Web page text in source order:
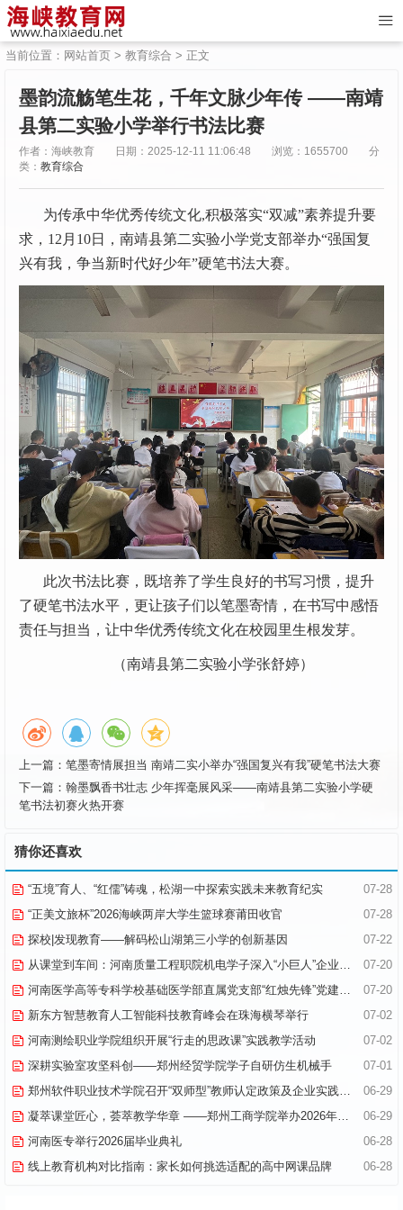
当前位置： 网站首页 > 教育综合 > 正文
墨韵流觞笔生花，千年文脉少年传 ——南靖
县第二实验小学举行书法比赛
作者：海峡教育 日期：2025-12-11 11:06:48 浏览：1655700
分
类： 教育综合
为传承中华优秀传统文化,积极落实“双减”素养提升要
求，12月10日，南靖县第二实验小学党支部举办“强国复
兴有我，争当新时代好少年”硬笔书法大赛。
此次书法比赛，既培养了学生良好的书写习惯，提升
了硬笔书法水平，更让孩子们以笔墨寄情，在书写中感悟
责任与担当，让中华优秀传统文化在校园里生根发芽。
（南靖县第二实验小学张舒婷）
上一篇： 笔墨寄情展担当 南靖二实小举办“强国复兴有我”硬笔书法大赛
下一篇： 翰墨飘香书壮志 少年挥毫展风采——南靖县第二实验小学硬
笔书法初赛火热开赛
猜你还喜欢
07-28
“五境”育人、“红儒”铸魂，松湖一中探索实践未来教育纪实
07-28
“正美文旅杯”​2026海峡两岸大学生篮球赛莆田收官
07-22
探校|发现教育——解码松山湖第三小学的创新基因
07-20
从课堂到车间：河南质量工程职院机电学子深入“小巨人”企业，交出8份青春“智造”答卷
07-20
河南医学高等专科学校基础医学部直属党支部“红烛先锋”党建品牌创建纪实
07-02
新东方智慧教育人工智能科技教育峰会在珠海横琴举行
07-02
河南测绘职业学院组织开展“行走的思政课”实践教学活动
07-01
深耕实验室攻坚科创——郑州经贸学院学子自研仿生机械手
06-29
郑州软件职业技术学院召开“双师型”教师认定政策及企业实践专项解读会议
06-29
凝萃课堂匠心，荟萃教学华章 ——郑州工商学院举办2026年优秀教学材料展览会
06-28
河南医专举行2026届毕业典礼
06-28
线上教育机构对比指南：家长如何挑选适配的高中网课品牌